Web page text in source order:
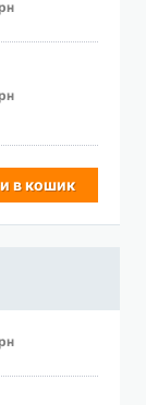
в кошик